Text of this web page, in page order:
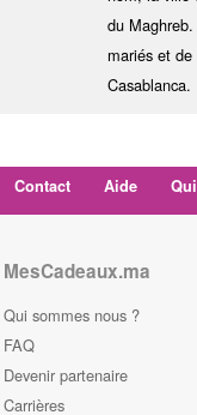
du
mariés et
Casablanca.
Contact Aide
MesCadeaux.ma
Qui sommes nous ?
FAQ
Devenir partenaire
Carrières